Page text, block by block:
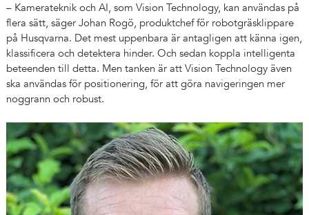
– Kamerateknik och AI, som Vision Technology, kan användas på
flera sätt, säger Johan Rogö, produktchef för robotgräsklippare
på Husqvarna. Det mest uppenbara är antagligen att känna igen,
klassificera och detektera hinder. Och sedan koppla intelligenta
beteenden till detta. Men tanken är att Vision Technology även
ska användas för positionering, för att göra navigeringen mer
noggrann och robust.